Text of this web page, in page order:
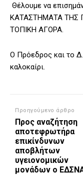
Θέλουμε να
ΚΑΤΑΣΤΗΜΑΤΑ ΤΗΣ
ΤΟΠΙΚΗ ΑΓΟΡΑ.
Ο Πρόεδρος και το
καλοκαίρι.
Προηγούμενο άρθρο
Προς αναζήτηση
αποτεφρωτήρα
επικίνδυνων
αποβλήτων
υγειονομικών
μονάδων ο